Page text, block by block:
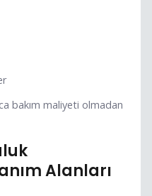
bakım maliyeti olmadan
Alanları